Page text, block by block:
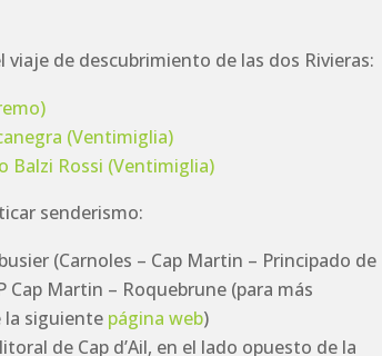
viaje de descubrimiento de las dos Rivieras:
(Ventimiglia)
Balzi Rossi (Ventimiglia)
senderismo:
(Carnoles – Cap Martin – Principado de
Cap Martin – Roquebrune (para más
siguiente página web)
de Cap d’Ail, en el lado opuesto de la